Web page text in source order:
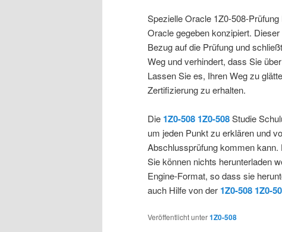
Spezielle Oracle 1Z0-508-
Oracle gegeben konzipiert.
Bezug auf die Prüfung und
Weg und verhindert, dass Sie
Lassen Sie es, Ihren Weg zu
Zertifizierung zu erhalten.
Die 1Z0-508 1Z0-508Studie
um jeden Punkt zu erklären und
Abschlussprüfung kommen kann.
Sie können nichts herunterladen
Engine-Format, so dass sie
auch Hilfe von der 1Z0-508 1Z0-
Veröffentlicht unter1Z0-508